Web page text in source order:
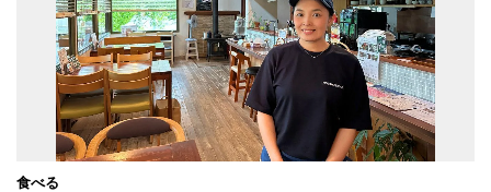
食べる